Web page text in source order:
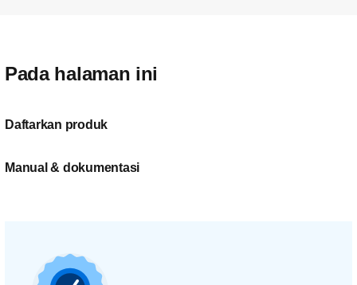
Pada halaman ini
Daftarkan produk
Manual & dokumentasi